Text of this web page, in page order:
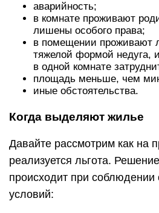
аварийность;
в комнате проживают
лишены особого права;
в помещении проживают
тяжелой формой недуга,
в одной комнате
площадь меньше, чем
иные обстоятельства.
Когда выделяют жилье
Давайте рассмотрим как на
реализуется льгота.
происходит при
условий: